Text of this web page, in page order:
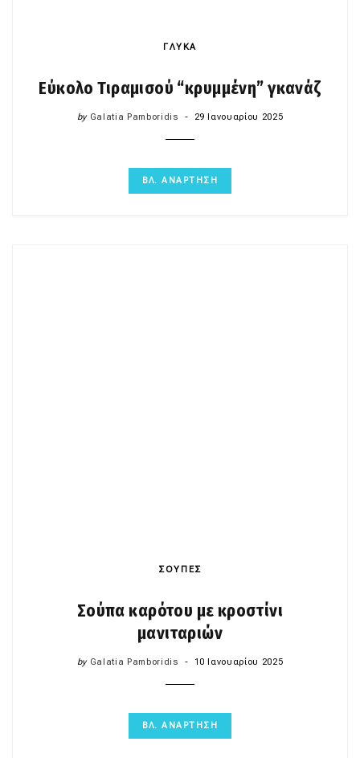
ΓΛΥΚΑ
Εύκολο Τιραμισού “κρυμμένη” γκανάζ
by Galatia Pamboridis 29 Ιανουαρίου 2025
ΒΛ. ΑΝΑΡΤΗΣΗ
ΣΟΥΠΕΣ
Σούπα καρότου με κροστίνι
μανιταριών
by Galatia Pamboridis 10 Ιανουαρίου 2025
ΒΛ. ΑΝΑΡΤΗΣΗ